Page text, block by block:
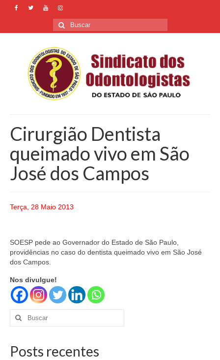
Buscar
por:
Cirurgião Dentista
queimado vivo em São
José dos Campos
Terça, 28 Maio 2013
SOESP pede ao Governador do Estado de São Paulo,
providências no caso do dentista queimado vivo em São José
dos Campos.
Nos divulgue!
Buscar
por:
Posts recentes